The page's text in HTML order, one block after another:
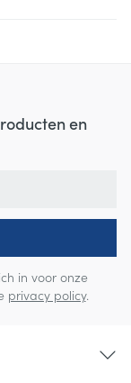
en
in voor onze
privacy policy.